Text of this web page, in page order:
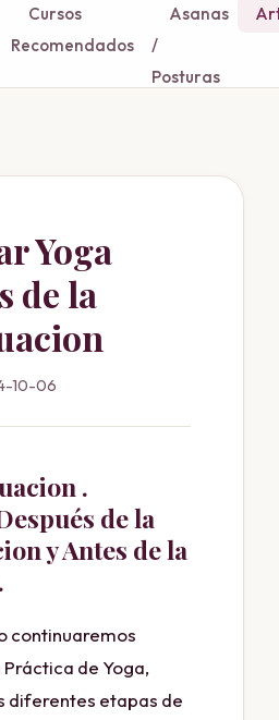
Cursos
Recomendados
Asanas
/
Posturas
Yoga
de la
10-06
.
de la
y Antes de la
continuaremos
de Yoga,
diferentes etapas de